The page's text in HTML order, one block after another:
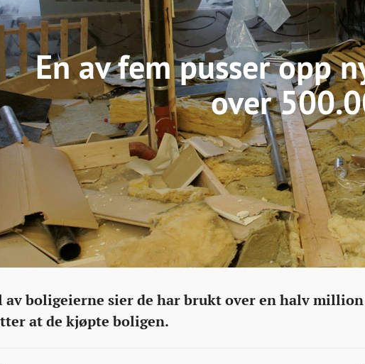
En av fem pusser opp
over
artikkel/en-
av boligeierne sier de har brukt over en halv
at de kjøpte boligen.